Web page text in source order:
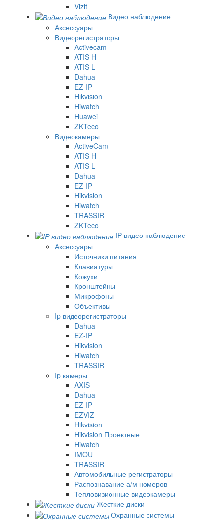
Vizit
Видео наблюдение
Аксессуары
Видеорегистраторы
Activecam
ATIS H
ATIS L
Dahua
EZ-IP
Hikvision
Hiwatch
Huawei
ZKTeco
Видеокамеры
ActiveCam
ATIS H
ATIS L
Dahua
EZ-IP
Hikvision
Hiwatch
TRASSIR
ZKTeco
IP видео наблюдение
Аксессуары
Источники питания
Клавиатуры
Кожухи
Кронштейны
Микрофоны
Объективы
Ip видеорегистраторы
Dahua
EZ-IP
Hikvision
Hiwatch
TRASSIR
Ip камеры
AXIS
Dahua
EZ-IP
EZVIZ
Hikvision
Hikvision Проектные
Hiwatch
IMOU
TRASSIR
Автомобильные регистраторы
Распознавание а/м номеров
Тепловизионные видеокамеры
Жесткие диски
Охранные системы